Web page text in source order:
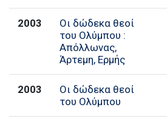
2003
Οι δώδεκα θεοί
του Ολύμπου :
Απόλλωνας,
Άρτεμη, Ερμής
2003
Οι δώδεκα θεοί
του Ολύμπου